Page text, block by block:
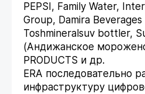
PEPSI, Family Water,
Group, Damira
Toshmineralsuv bottler,
(Андижанское
PRODUCTS и др.
ERA последовательно
инфраструктуру